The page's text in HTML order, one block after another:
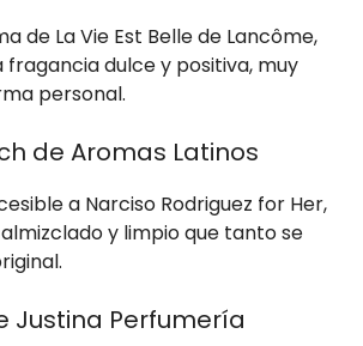
de La Vie Est Belle de Lancôme,
fragancia dulce y positiva, muy
personal.
de Aromas Latinos
a Narciso Rodriguez for Her,
y limpio que tanto se
Justina Perfumería